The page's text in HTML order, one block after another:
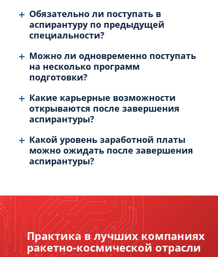
Обязательно ли поступать в
аспирантуру по предыдущей
специальности?
Можно ли одновременно поступать
на несколько программ
подготовки?
Какие карьерные возможности
открываются после завершения
аспирантуры?
Какой уровень заработной платы
можно ожидать после завершения
аспирантуры?
Практика в лучших компаниях
ракетно-космической отрасли